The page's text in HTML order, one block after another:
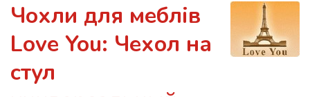
Чохли для меблів
Love You: Чехол на
стул